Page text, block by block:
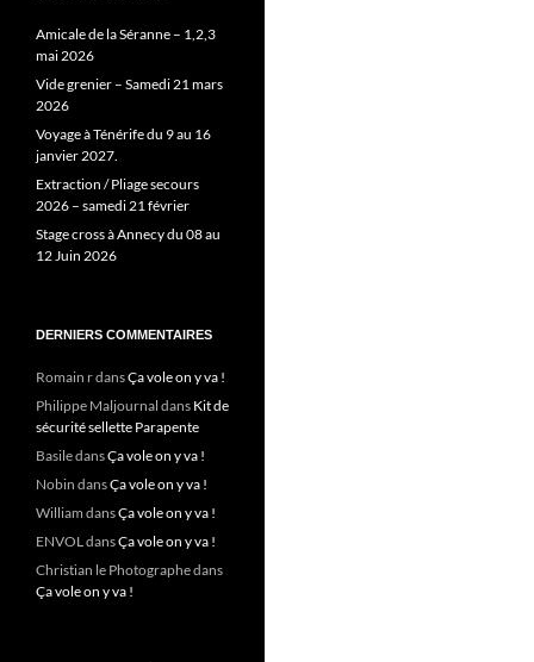
Amicale de la Séranne – 1,2,3
mai 2026
Vide grenier – Samedi 21 mars
2026
Voyage à Ténérife du 9 au 16
janvier 2027.
Extraction / Pliage secours
2026 – samedi 21 février
Stage cross à Annecy du 08 au
12 Juin 2026
DERNIERS COMMENTAIRES
Romain rdansÇa vole on y va !
Philippe Maljournal dans Kit de
sécurité sellette Parapente
BasiledansÇa vole on y va !
Nobin dansÇa vole on y va !
William dansÇa vole on y va !
ENVOLdansÇa vole on y va !
Christian le Photographedans
Ça vole on y va !